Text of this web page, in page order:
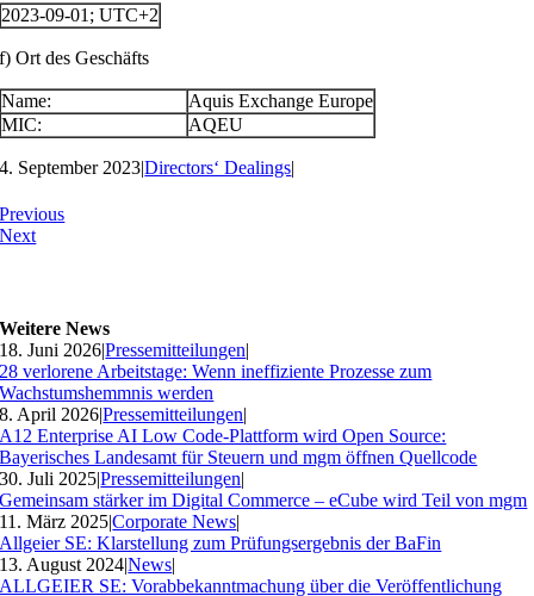
2023-09-01; UTC+2
f) Ort des Geschäfts
Name:
Aquis Exchange Europe
MIC:
AQEU
4. September 2023|Directors‘ Dealings|
Previous
Next
Weitere News
18. Juni 2026|Pressemitteilungen|
28 verlorene Arbeitstage: Wenn ineffiziente Prozesse zum
Wachstumshemmnis werden
8. April 2026|Pressemitteilungen|
A12 Enterprise AI Low Code-Plattform wird Open Source:
Bayerisches Landesamt für Steuern und mgm öffnen Quellcode
30. Juli 2025|Pressemitteilungen|
Gemeinsam stärker im Digital Commerce – eCube wird Teil von mgm
11. März 2025|Corporate News|
Allgeier SE: Klarstellung zum Prüfungsergebnis der BaFin
13. August 2024|News|
ALLGEIER SE: Vorabbekanntmachung über die Veröffentlichung